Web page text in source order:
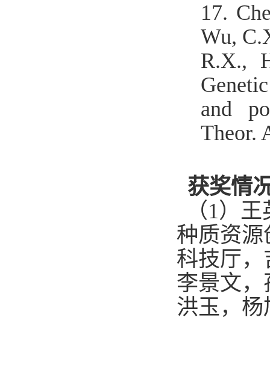
17.
Wu,
R.X.,
and
Theor.
获奖情
（1）
种质资源
科技厅，
李景文
洪玉，